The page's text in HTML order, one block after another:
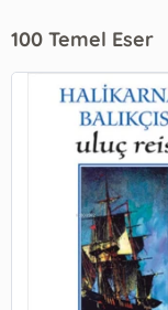
100 Temel Eser